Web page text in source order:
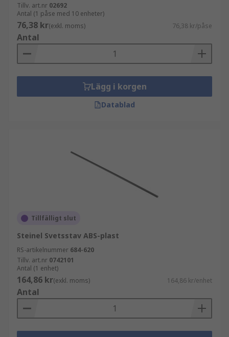
Tillv. art.nr 02692
Antal (1 påse med 10 enheter)
76,38 kr(exkl. moms) 76,38 kr/påse
Antal
Lägg i korgen
Datablad
Tillfälligt slut
Steinel Svetsstav ABS-plast
RS-artikelnummer 684-620
Tillv. art.nr 0742101
Antal (1 enhet)
164,86 kr(exkl. moms) 164,86 kr/enhet
Antal